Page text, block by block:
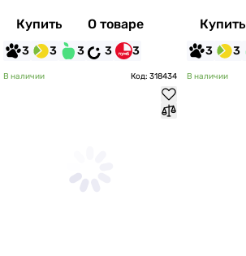
Купить О товаре
3 3 3 3 3
Купить
3 3
В наличии Код: 318434 В наличии